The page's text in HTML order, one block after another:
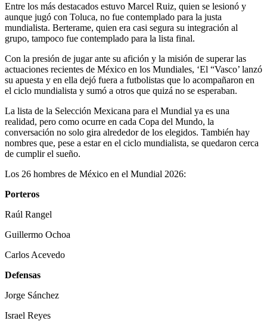
Entre los más destacados estuvo Marcel Ruiz, quien se lesionó y
aunque jugó con Toluca, no fue contemplado para la justa
mundialista. Berterame, quien era casi segura su integración al
grupo, tampoco fue contemplado para la lista final.
Con la presión de jugar ante su afición y la misión de superar las
actuaciones recientes de México en los Mundiales, ‘El “Vasco’ lanzó
su apuesta y en ella dejó fuera a futbolistas que lo acompañaron en
el ciclo mundialista y sumó a otros que quizá no se esperaban.
La lista de la Selección Mexicana para el Mundial ya es una
realidad, pero como ocurre en cada Copa del Mundo, la
conversación no solo gira alrededor de los elegidos. También hay
nombres que, pese a estar en el ciclo mundialista, se quedaron cerca
de cumplir el sueño.
Los 26 hombres de México en el Mundial 2026:
Porteros
Raúl Rangel
Guillermo Ochoa
Carlos Acevedo
Defensas
Jorge Sánchez
Israel Reyes